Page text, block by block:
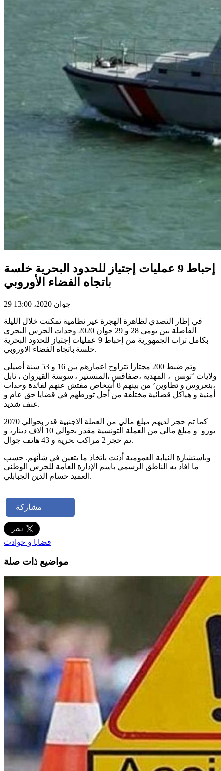
إحباط 9 عمليات إجتياز للحدود البحرية خلسة
باتجاه الفضاء الأوروبي
29 جوان 2020، 13:00
في إطار التصدي لظاهرة الهجرة غير نظامية تمكنت خلال الليلة
الفاصلة بين يومي 28 و 29 جوان 2020 وحدات الحرس البحري
بكامل تراب الجمهورية من إحباط 9 عمليات إجتياز للحدود البحرية
خلسة باتجاه الفضاء الاوروبي.
وتم ضبط 200 مجتازا تتراوح اعمارهم بين 16 و 53 سنة أصيلي
ولايات ‘تونس ، المهدية ،صفاقس ،المنستير ، سوسة القيروان ، نابل
،بنعروس و تطاوين’ من بينهم 8 أشخاص مفتش عنهم لفائدة وحدات
أمنية و هياكل قضائية مختلفة من أجل تورطهم في قضايا حق عام و
عنف شديد.
كما تم حجز لديهم مبلغ مالي من العملة الاجنبية قدر بحوالي 2070
يورو و مبلغ مالي من العملة التونسية مقدر بحوالي 10 آلاف دينار، و
تم حجز 2 مراكب بحرية و 43 هاتف جوال.
وباستشارة النيابة العمومية أذنت باتخاذ ما يتعين في شأنهم. حسب
ما افاد به الناطق الرسمي باسم الإدارة العامة للحرس الوطني
العميد حسام الدين الجبابلي‎.
مشاركة
قضايا و حوادث
مواضيع ذات صلة